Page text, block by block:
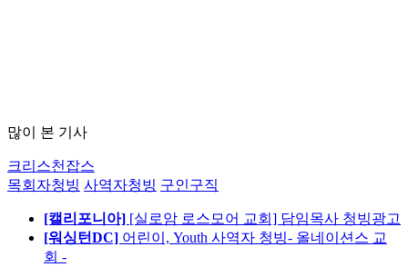
많이 본 기사
크리스천잡스
목회자청빙 사역자청빙 구인구직
[캘리포니아] [실로암 로스모어 교회] 담임목사 청빙광고
[워싱턴DC] 어린이, Youth 사역자 청빙- 올네이션스 교
회 -